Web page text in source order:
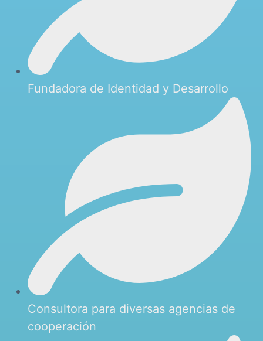
Fundadora de Identidad y Desarrollo
Consultora para diversas agencias de
cooperación